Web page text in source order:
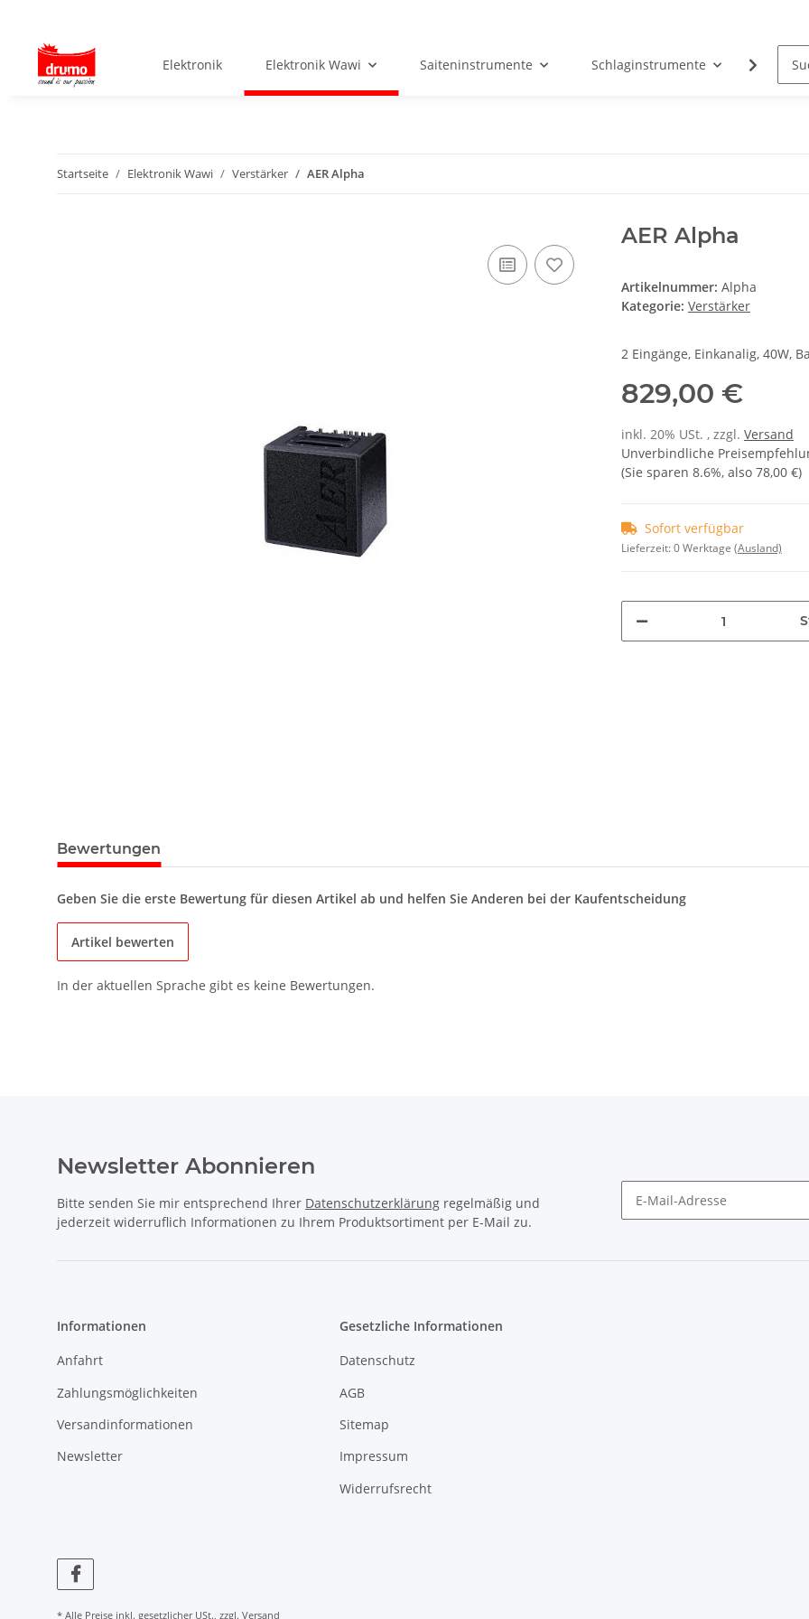
Elektronik Elektronik Wawi Saiteninstrumente Schlaginstrumente
Startseite Elektronik Wawi Verstärker AER Alpha
AER Alpha
Artikelnummer: Alpha
Kategorie: Verstärker
2 Eingänge, Einkanalig, 40W,
829,00 €
inkl. 20% USt. , zzgl. Versand
Unverbindliche
(Sie sparen 8.6%, also 78,00 €)
Sofort verfügbar
Lieferzeit:0 Werktage (Ausland)
Bewertungen
Geben Sie die erste Bewertung für diesen Artikel ab und helfen Sie Anderen bei der Kaufentscheidung
Artikel bewerten
In der aktuellen Sprache gibt es keine Bewertungen.
Newsletter Abonnieren
Bitte senden Sie mir entsprechend Ihrer Datenschutzerklärung regelmäßig und
jederzeit widerruflich Informationen zu Ihrem Produktsortiment per E-Mail zu.
Informationen
Anfahrt
Zahlungsmöglichkeiten
Versandinformationen
Newsletter
Gesetzliche Informationen
Datenschutz
AGB
Sitemap
Impressum
Widerrufsrecht
* Alle Preise inkl. gesetzlicher USt., zzgl. Versand